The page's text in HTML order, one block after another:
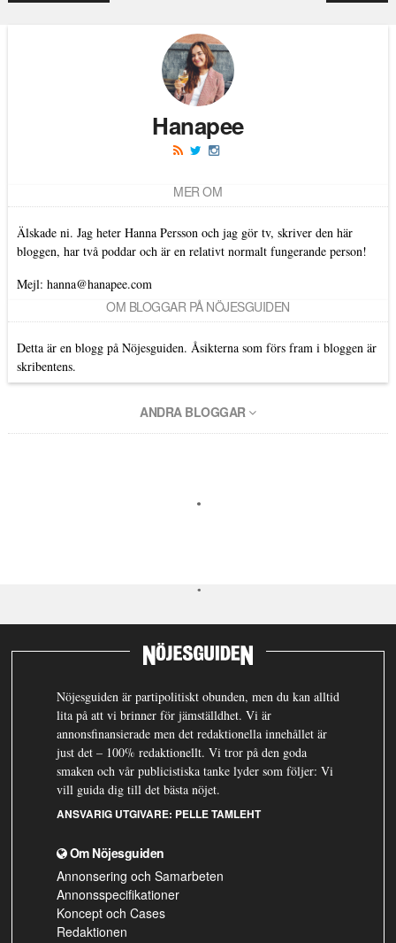
Hanapee
MER OM
Älskade ni. Jag heter Hanna Persson och jag gör tv, skriver den här
bloggen, har två poddar och är en relativt normalt fungerande person!
Mejl: hanna@hanapee.com
OM BLOGGAR PÅ NÖJESGUIDEN
Detta är en blogg på Nöjesguiden. Åsikterna som förs fram i bloggen är
skribentens.
ANDRA BLOGGAR
Nöjesguiden är partipolitiskt obunden, men du kan alltid
lita på att vi brinner för jämställdhet. Vi är
annonsfinansierade men det redaktionella innehållet är
just det – 100% redaktionellt. Vi tror på den goda
smaken och vår publicistiska tanke lyder som följer: Vi
vill guida dig till det bästa nöjet.
ANSVARIG UTGIVARE: PELLE TAMLEHT
Om Nöjesguiden
Annonsering och Samarbeten
Annonsspecifikationer
Koncept och Cases
Redaktionen